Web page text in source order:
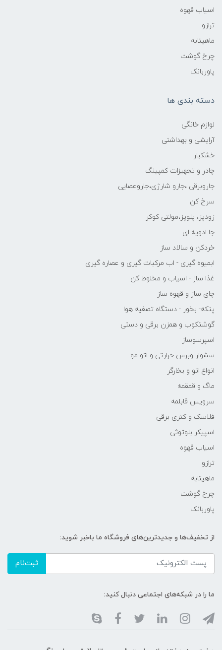
اسیاب قهوه
ترازو
ماهیتابه
چرخ گوشت
پاوربانک
دسته بندی ها
لوازم خانگی
آرایشی و بهداشتی
خشکبار
چادر و تجهیزات کمپینگ
جاروبرقی ،جارو شارژی،جاروعصایی
سرخ کن
زودپز، پلوپز،مولتی کوکر
جا ادویه ای
خردکن و سالاد ساز
ابمیوه گیری - اب مرکبات گیری و عصاره گیری
غذا ساز - اسیاب و مخلوط کن
چای ساز و قهوه ساز
پنکه- بخور - دستگاه تصفیه هوا
گوشتکوب و همزن برقی و دستی
اسپرسوساز
سشوار وبرس حرارتی و اتو مو
انواع اتو و بخارگر
ماگ و قمقمه
سرویس قابلمه
فلاسک و کتری برقی
اسپیکر بلوتوثی
اسیاب قهوه
ترازو
ماهیتابه
چرخ گوشت
پاوربانک
از تخفیف‌ها و جدیدترین‌های فروشگاه ما باخبر شوید:
ثبت‌نام
ما را در شبکه‌های اجتماعی دنبال کنید: